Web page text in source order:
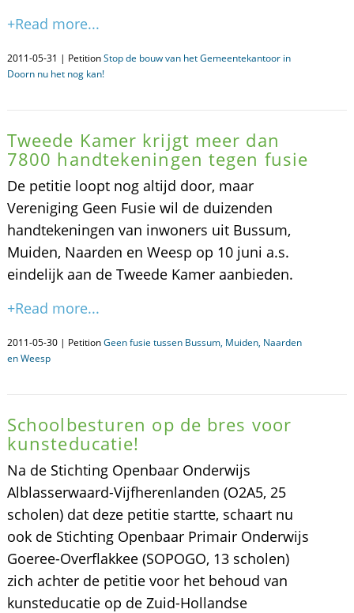
+Read more...
2011-05-31 | PetitionStop de bouw van het Gemeentekantoor in
Doorn nu het nog kan!
Tweede Kamer krijgt meer dan
7800 handtekeningen tegen fusie
De petitie loopt nog altijd door, maar
Vereniging Geen Fusie wil de duizenden
handtekeningen van inwoners uit Bussum,
Muiden, Naarden en Weesp op 10 juni a.s.
eindelijk aan de Tweede Kamer aanbieden.
+Read more...
2011-05-30 | PetitionGeen fusie tussen Bussum, Muiden, Naarden
en Weesp
Schoolbesturen op de bres voor
kunsteducatie!
Na de Stichting Openbaar Onderwijs
Alblasserwaard-Vijfherenlanden (O2A5, 25
scholen) dat deze petitie startte, schaart nu
ook de Stichting Openbaar Primair Onderwijs
Goeree-Overflakkee (SOPOGO, 13 scholen)
zich achter de petitie voor het behoud van
kunsteducatie op de Zuid-Hollandse